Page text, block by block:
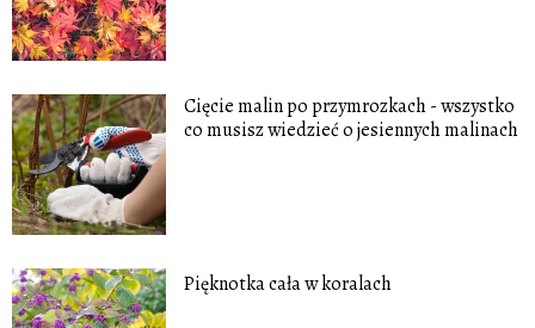
Cięcie malin po przymrozkach - wszystko
co musisz wiedzieć o jesiennych malinach
Pięknotka cała w koralach